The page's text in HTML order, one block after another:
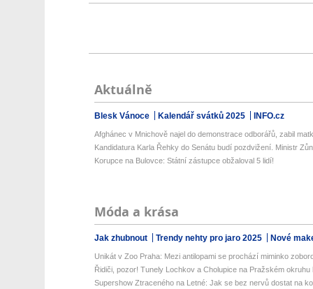
Aktuálně
Blesk Vánoce Kalendář svátků 2025 INFO.cz
Afghánec v Mnichově najel do demonstrace odborářů, zabil
Kandidatura Karla Řehky do Senátu budí pozdvižení. Ministr
Korupce na Bulovce: Státní zástupce obžaloval 5 lidí!
Móda a krása
Jak zhubnout Trendy nehty pro jaro 2025 Nové
Unikát v Zoo Praha: Mezi antilopami se prochází miminko
Řidiči, pozor! Tunely Lochkov a Cholupice na Pražském okruhu
Supershow Ztraceného na Letné: Jak se bez nervů dostat na